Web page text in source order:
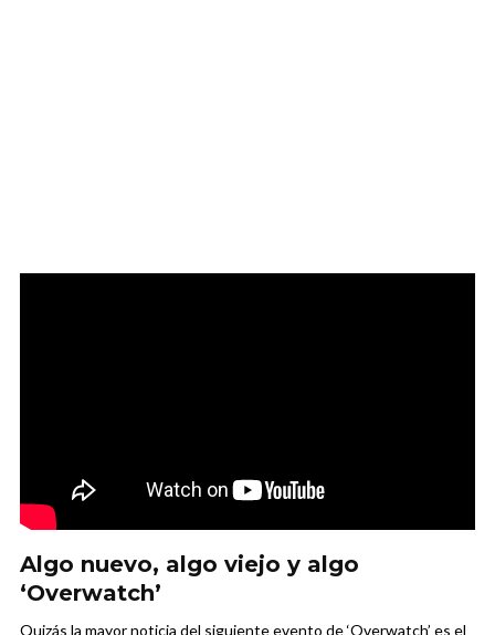
Algo nuevo, algo viejo y algo
‘Overwatch’
Quizás la mayor noticia del siguiente evento de ‘Overwatch’ es el